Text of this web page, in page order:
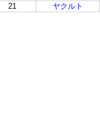
21 ヤクルト